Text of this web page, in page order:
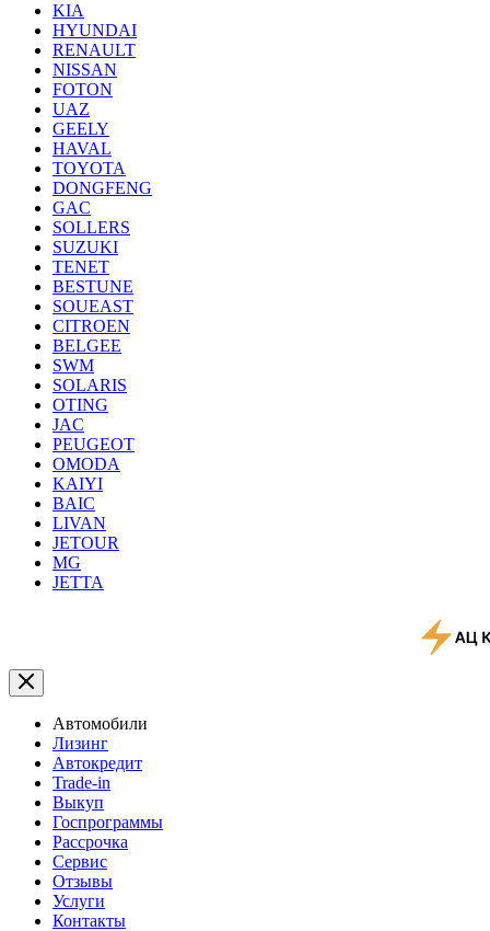
KIA
HYUNDAI
RENAULT
NISSAN
FOTON
UAZ
GEELY
HAVAL
TOYOTA
DONGFENG
GAC
SOLLERS
SUZUKI
TENET
BESTUNE
SOUEAST
CITROEN
BELGEE
SWM
SOLARIS
OTING
JAC
PEUGEOT
OMODA
KAIYI
BAIC
LIVAN
JETOUR
MG
JETTA
Автомобили
Лизинг
Автокредит
Trade-in
Выкуп
Госпрограммы
Рассрочка
Сервис
Отзывы
Услуги
Контакты